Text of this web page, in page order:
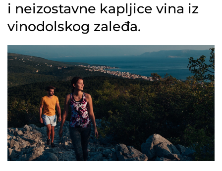
i neizostavne kapljice vina iz
vinodolskog zaleđa.